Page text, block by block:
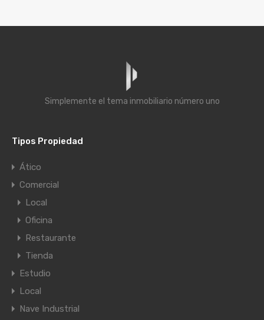
Simplemente el tema inmobiliario número uno
Tipos Propiedad
Ático
Comercial
Local
Oficina
Restaurante
Tienda
Estudio
Local
Nave Industrial